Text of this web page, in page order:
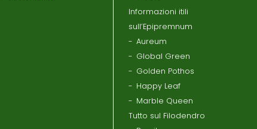
Informazioni itili
sull’Epipremnum
Aureum
Global Green
Golden Pothos
Happy Leaf
Marble Queen
Tutto sul Filodendro